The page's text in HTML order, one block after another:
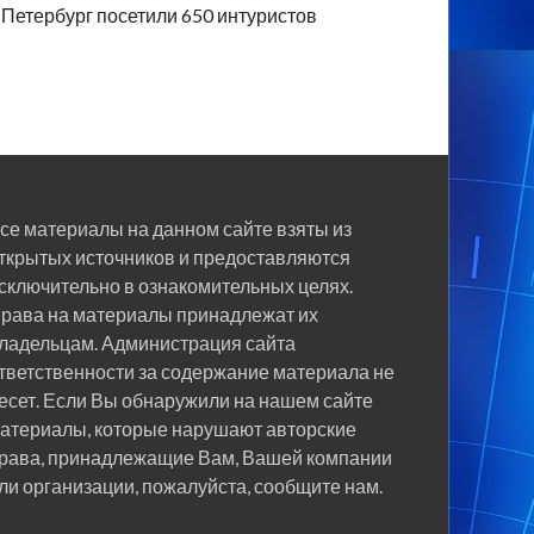
Петербург посетили 650 интуристов
материалы на данном сайте взяты из
источников и предоставляются
в ознакомительных целях.
на материалы принадлежат их
Администрация сайта
за содержание материала не
Если Вы обнаружили на нашем сайте
которые нарушают авторские
принадлежащие Вам, Вашей компании
организации, пожалуйста, сообщите нам.